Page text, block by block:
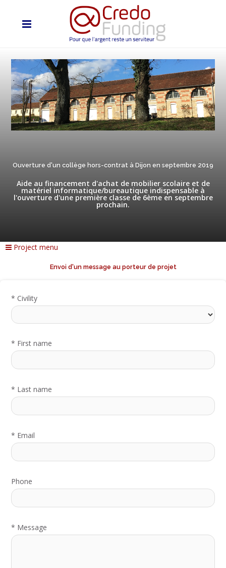
Ouverture d'un collège hors-contrat à Dijon en septembre 2019
Aide au financement d'achat de mobilier scolaire et de
matériel informatique/bureautique indispensable à
l'ouverture d'une première classe de 6ème en septembre
prochain.
Project menu
Envoi d'un message au porteur de projet
* Civility
* First name
* Last name
* Email
Phone
* Message